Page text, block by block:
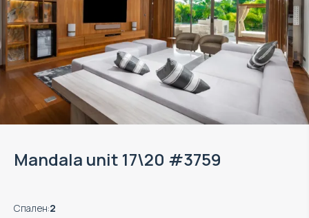
Mandala unit 17\20 #3759
Спален:2